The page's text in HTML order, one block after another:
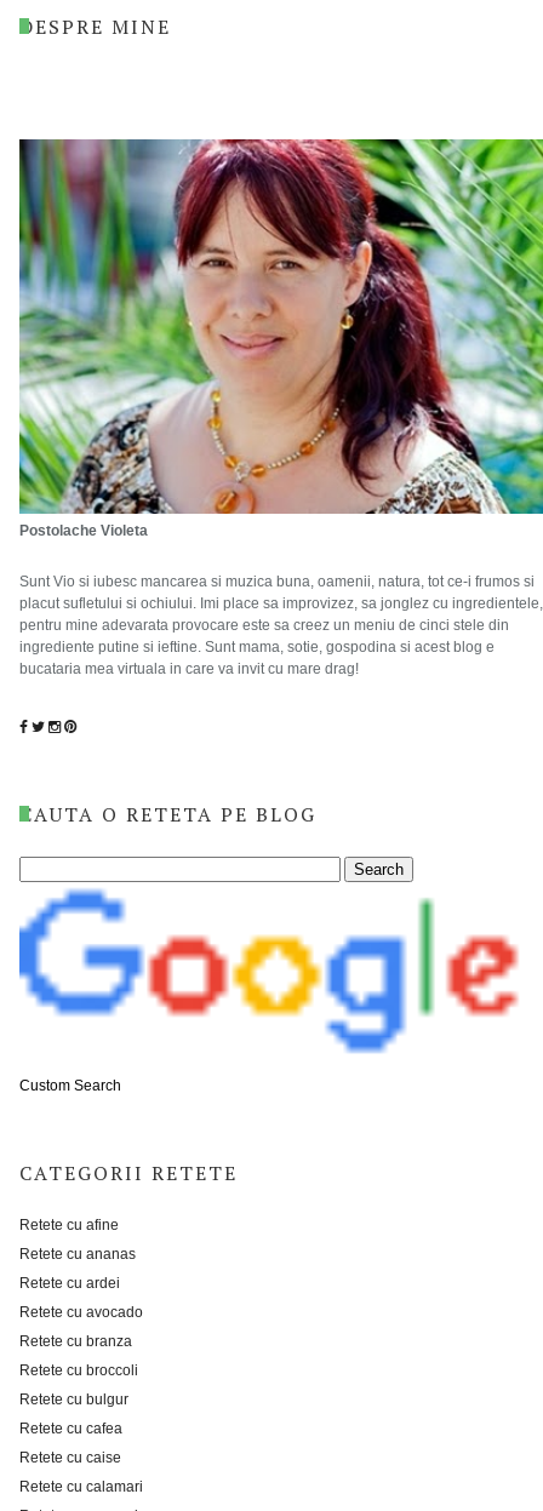
DESPRE MINE
Postolache Violeta
Sunt Vio si iubesc mancarea si muzica buna, oamenii, natura, tot ce-i frumos si
placut sufletului si ochiului. Imi place sa improvizez, sa jonglez cu ingredientele,
pentru mine adevarata provocare este sa creez un meniu de cinci stele din
ingrediente putine si ieftine. Sunt mama, sotie, gospodina si acest blog e
bucataria mea virtuala in care va invit cu mare drag!
CAUTA O RETETA PE BLOG
Custom Search
CATEGORII RETETE
Retete cu afine
Retete cu ananas
Retete cu ardei
Retete cu avocado
Retete cu branza
Retete cu broccoli
Retete cu bulgur
Retete cu cafea
Retete cu caise
Retete cu calamari